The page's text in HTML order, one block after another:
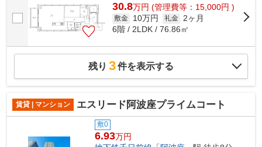
30.8万円 (管理費等：15,000円 )
敷金 10万円 礼金
2ヶ月
6階 / 2LDK / 76.86㎡
残り 3件を表示する
賃貸 | マンション エスリード阿波座プライムコート
敷0
6.93万円